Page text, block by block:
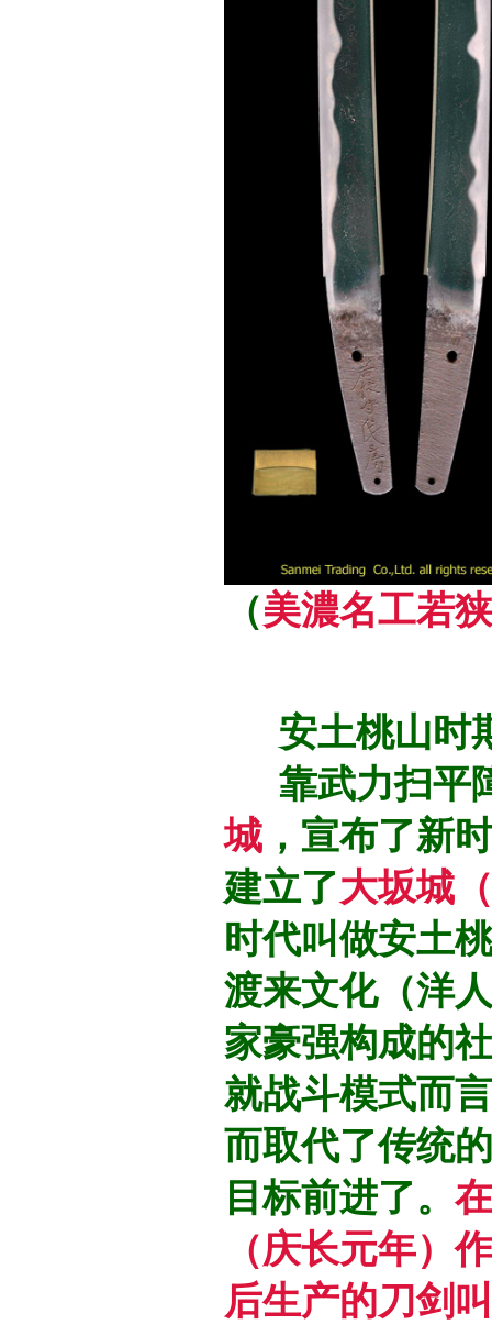
（美濃名工若
安土桃山时
靠武力扫平
城 ，宣布了新
建立了大坂城
时代叫做安土
渡来文化（洋
家豪强构成的
就战斗模式而
而取代了传统
目标前进了。
（庆长元年）
后生产的刀剑